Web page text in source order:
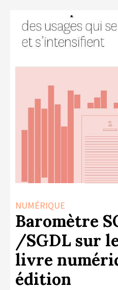
NUMÉRIQUE
Baromètre
/SGDL sur
livre
édition